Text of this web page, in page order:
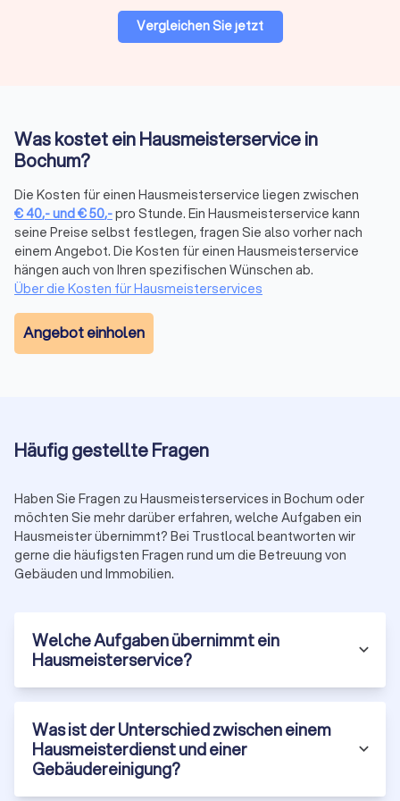
Typische Kostenfaktoren:
Betreuungsintensität:Tägliche Betreuung kostet mehr als
wöchentliche Einsätze.
technische Arbeiten werden meist separat berechnet.
Standort:In Bochum können die Preise je nach Stadtteil
und Marktumfeld variieren.
Detaillierte Informationen zu Hausmeisterkosten pro
Quadratmeter finden Sie in unserem Kostenratgeber.
Verschiedene Arten von Hausmeisterservices
Je nach Bedarf lassen sich verschiedene Betreuungsmodelle
technischer Anlagen – für moderne Bürogebäude oder
Facility-Management:Ganzheitliche
Gebäudebewirtschaftung inklusive Planung,
Kostenkontrolle und Koordination von Dienstleistern –
geeignet für große Immobilien und Portfolios.
Objektbetreuung:Flexible Angebote für Ferienimmobilien,
bei Notfällen (z.B. Wasserschäden, Heizungsausfall,
Sicherheitsprobleme). Meist als Ergänzung buchbar.
Qualifikationen eines qualifizierten
Hausmeisters
Ein professioneller Hausmeister kombiniert verschiedene
Handwerkliche Grundausbildung (oft Lehre als Elektriker,
Vergleichen Sie jetzt
Was kostet ein Hausmeisterservice in
Bochum?
Die Kosten für einen Hausmeisterservice liegen zwischen
€40,-und€50,-pro Stunde. Ein Hausmeisterservice kann
seine Preise selbst festlegen, fragen Sie also vorher nach
einem Angebot. Die Kosten für einen Hausmeisterservice
hängen auch von Ihren spezifischen Wünschen ab.
Über die Kosten für Hausmeisterservices
Angebot einholen
Häufig gestellte Fragen
Haben Sie Fragen zu Hausmeisterservices in Bochum oder
möchten Sie mehr darüber erfahren, welche Aufgaben ein
Hausmeister übernimmt? Bei Trustlocal beantworten wir
gerne die häufigsten Fragen rund um die Betreuung von
Gebäuden und Immobilien.
Welche Aufgaben übernimmt ein
Hausmeisterservice?
Was ist der Unterschied zwischen einem
Hausmeisterdienst und einer
Gebäudereinigung?